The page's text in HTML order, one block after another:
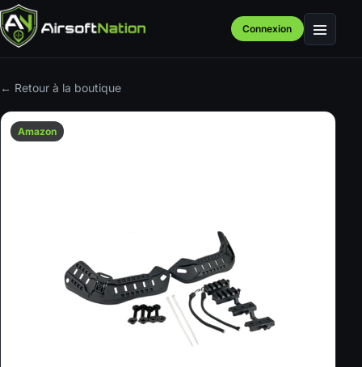
Connexion Menu
← Retour à la boutique
Amazon